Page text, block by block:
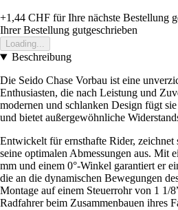
+1,44 CHF für Ihre nächste Bestellung
Ihrer Bestellung gutgeschrieben
Loading...
Beschreibung
Die Seido Chase Vorbau ist eine
Enthusiasten, die nach Leistung und
modernen und schlanken Design fügt
und bietet außergewöhnliche
Entwickelt für ernsthafte Rider, zeichnet
seine optimalen Abmessungen aus. Mit
mm und einem 0°-Winkel garantiert er
die an die dynamischen Bewegungen
Montage auf einem Steuerrohr von 1 1/
Radfahrer beim Zusammenbauen ihres